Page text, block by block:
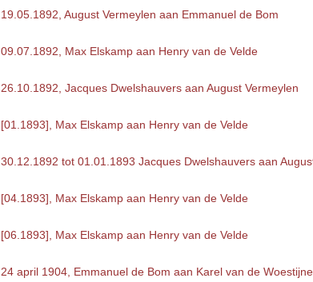
19.05.1892, August Vermeylen aan Emmanuel de Bom
09.07.1892, Max Elskamp aan Henry van de Velde
26.10.1892, Jacques Dwelshauvers aan August Vermeylen
[01.1893], Max Elskamp aan Henry van de Velde
30.12.1892 tot 01.01.1893 Jacques Dwelshauvers aan
[04.1893], Max Elskamp aan Henry van de Velde
[06.1893], Max Elskamp aan Henry van de Velde
24 april 1904, Emmanuel de Bom aan Karel van de Woestijne